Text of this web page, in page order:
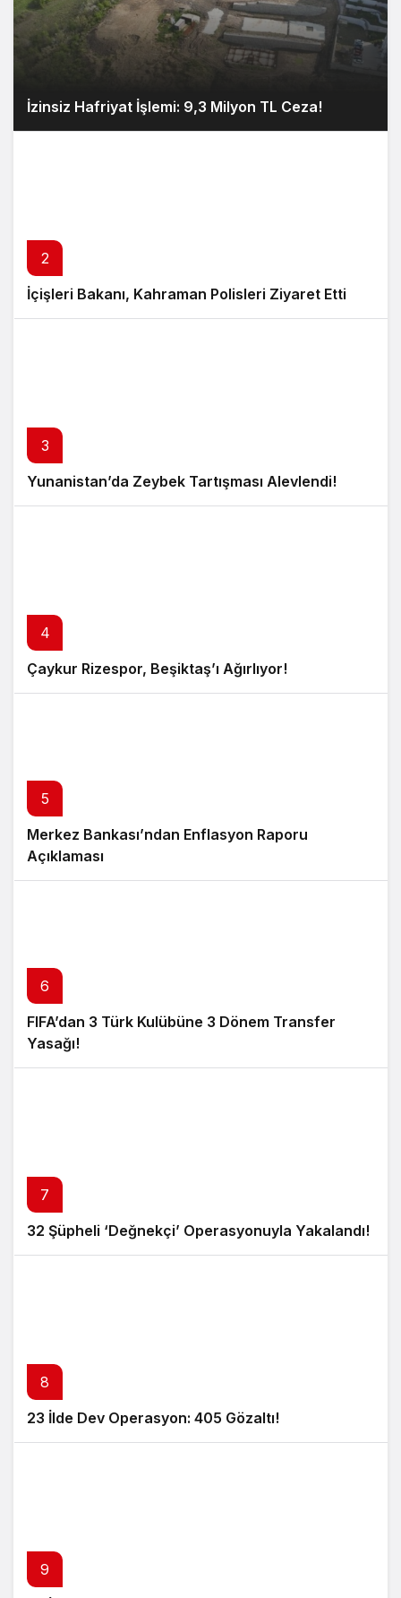
İzinsiz Hafriyat İşlemi: 9,3 Milyon TL Ceza!
2
İçişleri Bakanı, Kahraman Polisleri Ziyaret Etti
3
Yunanistan’da Zeybek Tartışması Alevlendi!
4
Çaykur Rizespor, Beşiktaş’ı Ağırlıyor!
5
Merkez Bankası’ndan Enflasyon Raporu
Açıklaması
6
FIFA’dan 3 Türk Kulübüne 3 Dönem Transfer
Yasağı!
7
32 Şüpheli ‘Değnekçi’ Operasyonuyla Yakalandı!
8
23 İlde Dev Operasyon: 405 Gözaltı!
9